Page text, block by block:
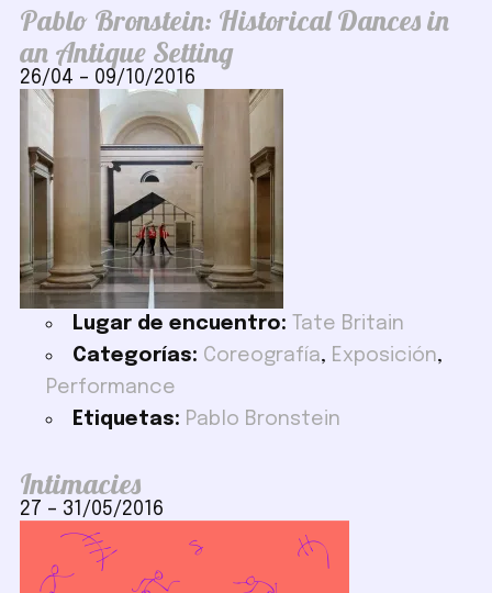
Pablo Bronstein: Historical Dances in
an Antique Setting
26/04 – 09/10/2016
Lugar de encuentro:
Tate Britain
Categorías: Coreografía, Exposición,
Performance
Etiquetas: Pablo Bronstein
Intimacies
27 – 31/05/2016